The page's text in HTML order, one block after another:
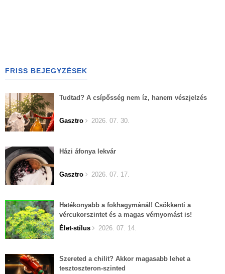
FRISS BEJEGYZÉSEK
Tudtad? A csípősség nem íz, hanem vészjelzés
Gasztro 2026. 07. 30.
Házi áfonya lekvár
Gasztro 2026. 07. 17.
Hatékonyabb a fokhagymánál! Csökkenti a
vércukorszintet és a magas vérnyomást is!
Élet-stílus
2026. 07. 14.
Szereted a chilit? Akkor magasabb lehet a
tesztoszteron-szinted